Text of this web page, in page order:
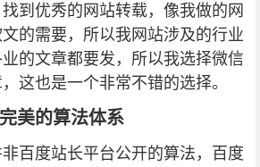
到优秀的网站转载，像我做的网
的需要，所以我网站涉及的行业
的文章都要发，所以我选择微信
这也是一个非常不错的选择。
美的算法体系
百度站长平台公开的算法，百度